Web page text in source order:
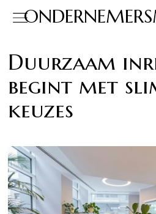
Duurzaam
begint met
keuzes